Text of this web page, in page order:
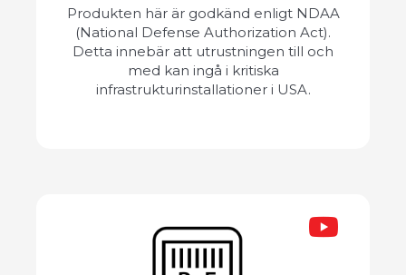
Produkten här är godkänd enligt NDAA
(National Defense Authorization Act).
Detta innebär att utrustningen till och
med kan ingå i kritiska
infrastrukturinstallationer i USA.